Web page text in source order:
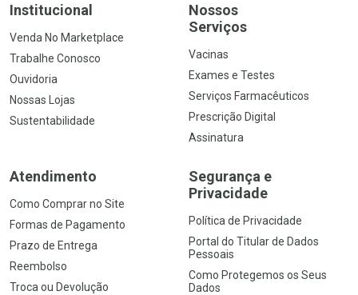
Institucional
Venda No Marketplace
Trabalhe Conosco
Ouvidoria
Nossas Lojas
Sustentabilidade
Nossos
Serviços
Vacinas
Exames e Testes
Serviços Farmacêuticos
Prescrição Digital
Assinatura
Atendimento
Como Comprar no Site
Formas de Pagamento
Prazo de Entrega
Reembolso
Troca ou Devolução
Segurança e
Privacidade
Política de Privacidade
Portal do Titular de Dados
Pessoais
Como Protegemos os Seus
Dados